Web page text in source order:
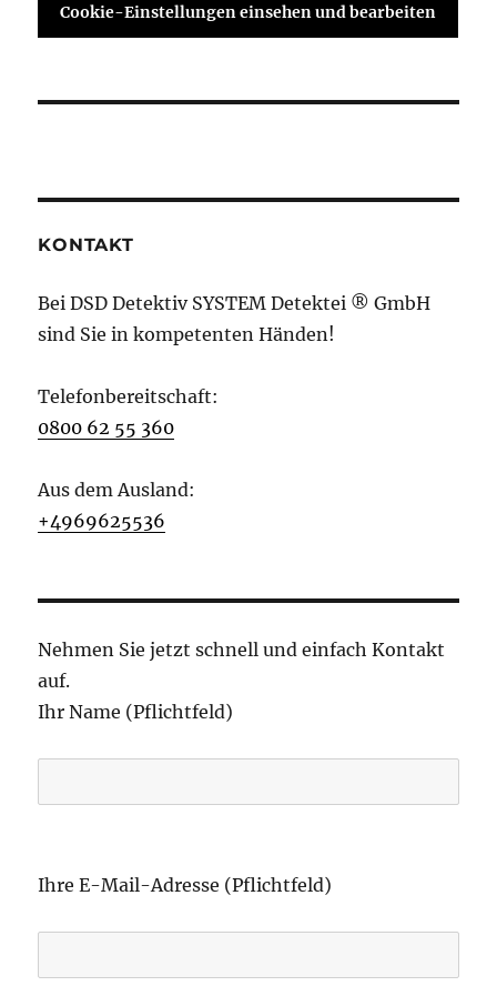
Cookie-Einstellungen einsehen und bearbeiten
KONTAKT
Bei DSD Detektiv SYSTEM Detektei ® GmbH
sind Sie in kompetenten Händen!
Telefonbereitschaft:
0800 62 55 360
Aus dem Ausland:
+4969625536
Nehmen Sie jetzt schnell und einfach Kontakt
auf.
Ihr Name (Pflichtfeld)
i
e
Ihre E-Mail-Adresse (Pflichtfeld)